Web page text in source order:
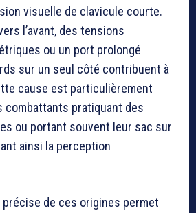
visuelle de clavicule courte.
l’avant, des tensions
ou un port prolongé
sur un seul côté contribuent à
cause est particulièrement
combattants pratiquant des
ou portant souvent leur sac sur
ainsi la perception
précise de ces origines permet